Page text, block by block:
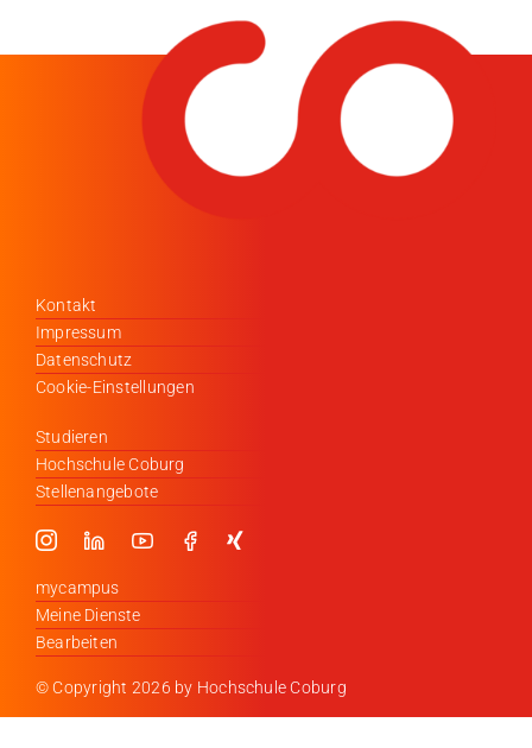
Kontakt
Impressum
Datenschutz
Cookie-Einstellungen
Studieren
Hochschule Coburg
Stellenangebote
mycampus
Meine Dienste
Bearbeiten
© Copyright 2026 by Hochschule Coburg